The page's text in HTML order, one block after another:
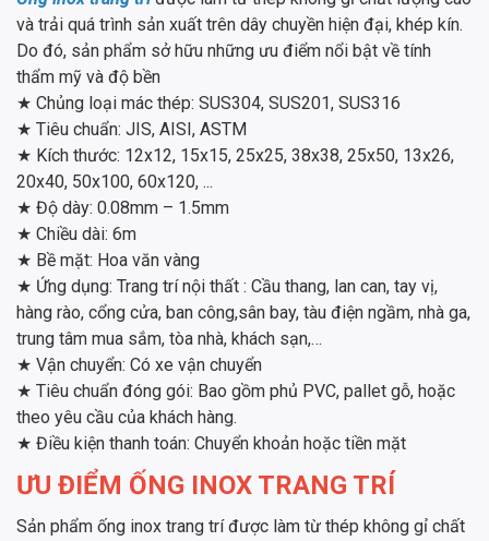
và trải quá trình sản xuất trên dây chuyền hiện đại, khép kín.
Do đó, sản phẩm sở hữu những ưu điểm nổi bật về tính
thẩm mỹ và độ bền
★ Chủng loại mác thép: SUS304, SUS201, SUS316
★ Tiêu chuẩn: JIS, AISI, ASTM
★ Kích thước: 12x12, 15x15, 25x25, 38x38, 25x50, 13x26,
20x40, 50x100, 60x120, ...
★ Độ dày: 0.08mm – 1.5mm
★ Chiều dài: 6m
★ Bề mặt: Hoa văn vàng
★ Ứng dụng: Trang trí nội thất : Cầu thang, lan can, tay vị,
hàng rào, cổng cửa, ban công,sân bay, tàu điện ngầm, nhà ga,
trung tâm mua sắm, tòa nhà, khách sạn,…
★ Vận chuyển: Có xe vận chuyển
★ Tiêu chuẩn đóng gói: Bao gồm phủ PVC, pallet gỗ, hoặc
theo yêu cầu của khách hàng.
★ Điều kiện thanh toán: Chuyển khoản hoặc tiền mặt
ƯU ĐIỂM ỐNG INOX TRANG TRÍ
Sản phẩm ống inox trang trí được làm từ thép không gỉ chất